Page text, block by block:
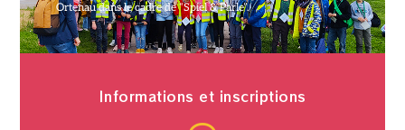
Ortenau dans le cadre de “Spiel & Parle”.
Informations et inscriptions